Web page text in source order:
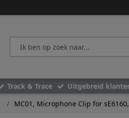
Track & Trace Uitgebreid
MC01, Microphone Clip for